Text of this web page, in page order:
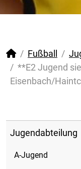
Fußball
**E2 Jugend
Eisenbach/
Jugendabteilung
A-Jugend